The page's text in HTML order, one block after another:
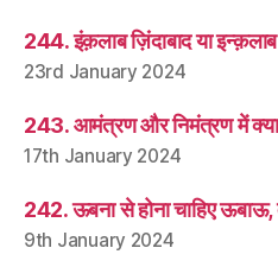
244. इंक़लाब ज़िंदाबाद या इन्क़लाब
23rd January 2024
243. आमंत्रण और निमंत्रण में क्या
17th January 2024
242. ऊबना से होना चाहिए ऊबाऊ,
9th January 2024